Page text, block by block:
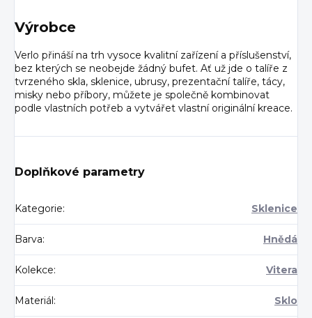
Výrobce
Verlo přináší na trh vysoce kvalitní zařízení a příslušenství,
bez kterých se neobejde žádný bufet. Ať už jde o talíře z
tvrzeného skla, sklenice, ubrusy, prezentační talíře, tácy,
misky nebo příbory, můžete je společně kombinovat
podle vlastních potřeb a vytvářet vlastní originální kreace.
Doplňkové parametry
Kategorie: Sklenice
Barva: Hnědá
Kolekce: Vitera
Materiál: Sklo